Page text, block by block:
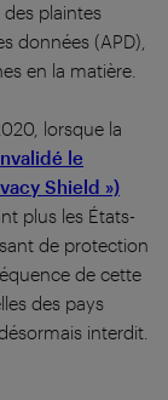
plaintes
données (APD),
en la matière.
lorsque la
le
Shield »)
plus les États-
de protection
de cette
des pays
interdit.